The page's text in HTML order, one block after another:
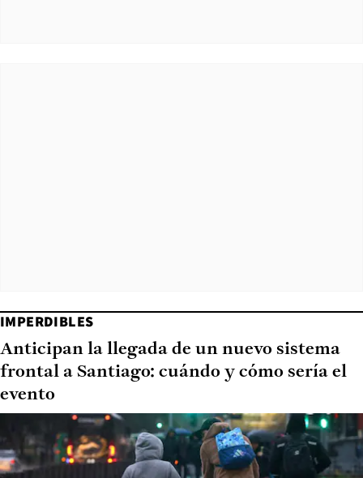
IMPERDIBLES
Anticipan la llegada de un nuevo sistema
frontal a Santiago: cuándo y cómo sería el
evento